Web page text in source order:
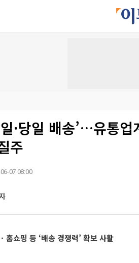
·당일 배송’…유통
주
07 08:00
홈쇼핑 등 ‘배송 경쟁력’ 확보 사활